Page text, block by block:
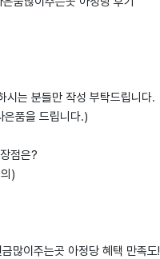
시는 분들만 작성 부탁드립니다.
은품을 드립니다.)
점은?
)
많이주는곳 아정당 혜택 만족도!